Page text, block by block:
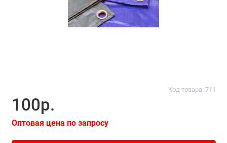
Код товара: 711
100р.
Оптовая цена по запросу